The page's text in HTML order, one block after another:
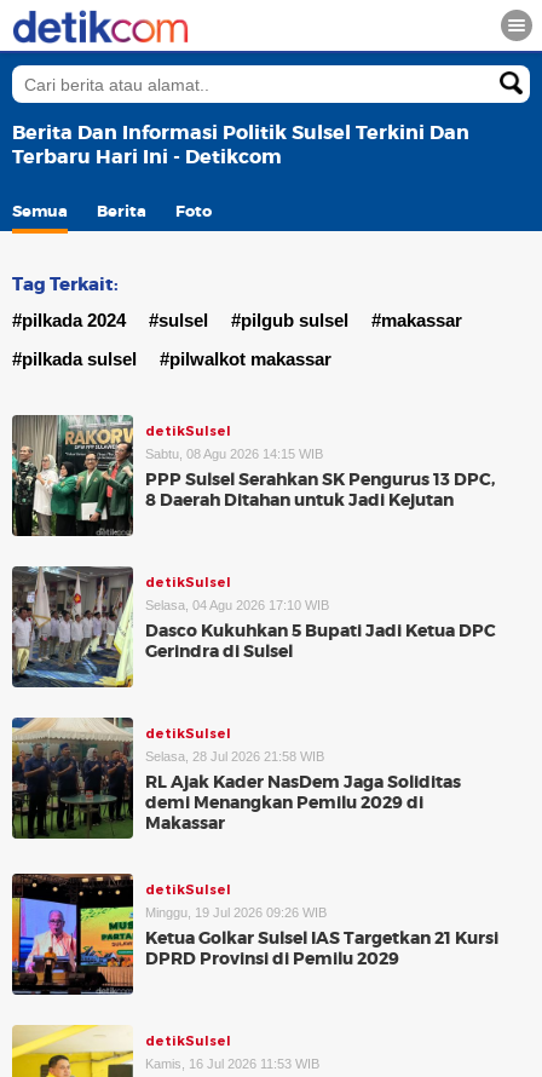
Berita Dan Informasi Politik Sulsel Terkini Dan
Terbaru Hari Ini - Detikcom
Semua Berita Foto
Tag Terkait:
#pilkada 2024 #sulsel #pilgub sulsel
#makassar
#pilkada sulsel
#pilwalkot makassar
detikSulsel
Sabtu, 08 Agu 2026 14:15 WIB
PPP Sulsel Serahkan SK Pengurus 13 DPC,
8 Daerah Ditahan untuk Jadi Kejutan
detikSulsel
Selasa, 04 Agu 2026 17:10 WIB
Dasco Kukuhkan 5 Bupati Jadi Ketua DPC
Gerindra di Sulsel
detikSulsel
Selasa, 28 Jul 2026 21:58 WIB
RL Ajak Kader NasDem Jaga Soliditas
demi Menangkan Pemilu 2029 di
Makassar
detikSulsel
Minggu, 19 Jul 2026 09:26 WIB
Ketua Golkar Sulsel IAS Targetkan 21 Kursi
DPRD Provinsi di Pemilu 2029
detikSulsel
Kamis, 16 Jul 2026 11:53 WIB